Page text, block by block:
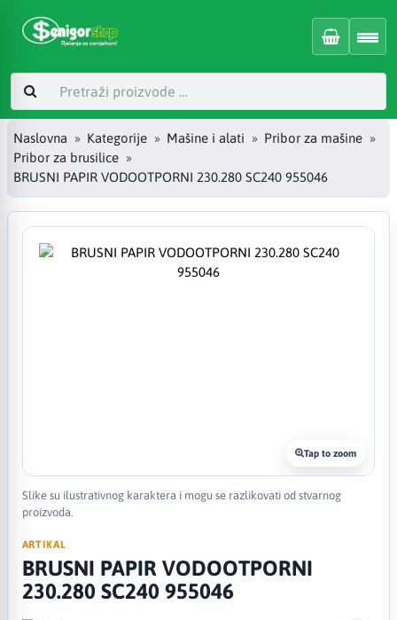
Naslovna Kategorije Mašine i alati
Pribor za mašine
Pribor za brusilice
BRUSNI PAPIR VODOOTPORNI 230.280 SC240 955046
Tap to zoom
Slike su ilustrativnog karaktera i mogu se razlikovati od stvarnog
proizvoda.
ARTIKAL
BRUSNI PAPIR VODOOTPORNI
230.280 SC240 955046